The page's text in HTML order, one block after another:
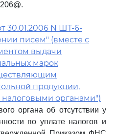
30.01.2006 N ШТ-6-
писем" (вместе с
выдачи
марок
продукции,
органами")
органа об отсутствии у
по уплате налогов и